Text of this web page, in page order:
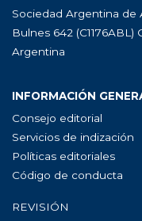
Sociedad Argentina de
Bulnes 642
Argentina
INFORMACIÓN
Consejo editorial
Servicios de indización
Políticas editoriales
Código de conducta
REVISIÓN